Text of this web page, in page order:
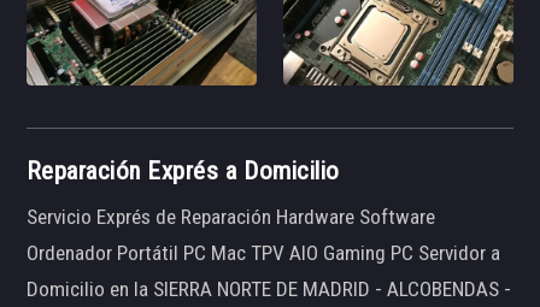
Reparación Exprés a Domicilio
Servicio Exprés de Reparación Hardware Software
Ordenador Portátil PC Mac TPV AIO Gaming PC Servidor a
Domicilio en la SIERRA NORTE DE MADRID - ALCOBENDAS -